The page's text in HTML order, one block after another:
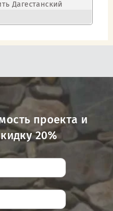
Дагестанский
проекта и
20%